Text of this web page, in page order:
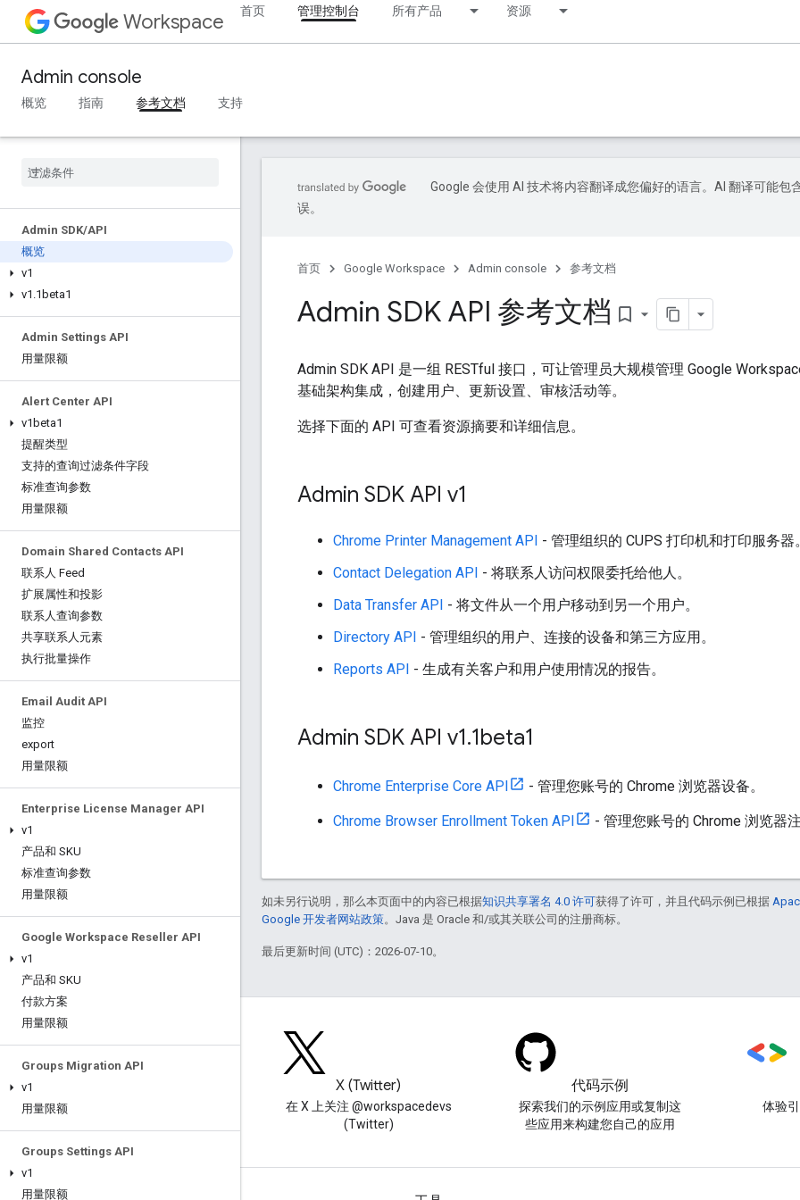
Workspace 首页 管理控制台 所有产品 资源
Admin console
概览 指南 参考文档 支持
Admin SDK/API
概览
v1
v1 .1beta1
Admin Settings API
用量限额
Alert Center API
v1beta1
提醒类型
支持的查询过滤条件字段
标准查询参数
用量限额
Domain Shared Contacts API
联系人 Feed
扩展属性和投影
联系人查询参数
共享联系人元素
执行批量操作
Email Audit API
监控
export
用量限额
Enterprise License Manager API
v1
产品和 SKU
标准查询参数
用量限额
Google Workspace Reseller API
v1
产品和 SKU
付款方案
用量限额
Groups Migration API
v1
用量限额
Groups Settings API
v1
用量限额
Google 会使用 AI 技术将内容翻译成您偏好的语言。AI 翻译可能包
误。
首页 Google Workspace Admin console 参考文档
Admin SDK API 参考文档 bookmark_border
Admin SDK API 是一组 RESTful 接口，可让管理员大规模管理 Google
基础架构集成，创建用户、更新设置、审核活动等。
选择下面的 API 可查看资源摘要和详细信息。
Admin SDK API v1
Chrome Printer Management API - 管理组织的 CUPS 打印机和打印服务器
Contact Delegation API - 将联系人访问权限委托给他人。
Data Transfer API - 将文件从一个用户移动到另一个用户。
Directory API - 管理组织的用户、连接的设备和第三方应用。
Reports API - 生成有关客户和用户使用情况的报告。
Admin SDK API v1.1beta1
Chrome Enterprise Core API - 管理您账号的 Chrome 浏览器设备。
Chrome Browser Enrollment Token API - 管理您账号的 Chrome 浏览器
如未另行说明，那么本页面中的内容已根据知识共享署名 4.0 许可获得了许可，并且代码示例已根据
Google 开发者网站政策。Java 是 Oracle 和/或其关联公司的注册商标。
最后更新时间 (UTC)：2026-07-10。
阅读 Google Workspace 开发
X (Twitter)
在 X 上关注 @workspacedevs
(Twitter)
代码示例
探索我们的示例应用或复制这
些应用来构建您自己的应用
体验